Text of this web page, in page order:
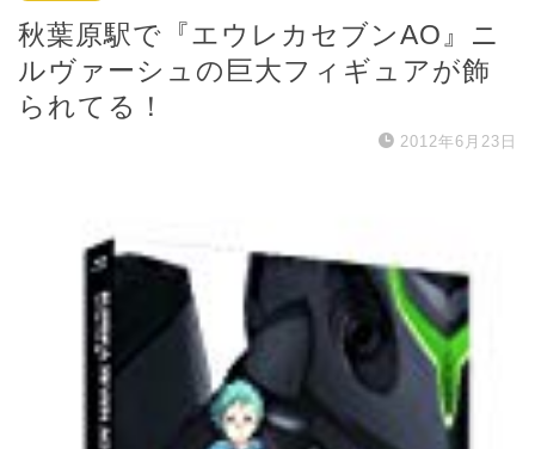
秋葉原駅で『エウレカセブンAO』ニ
ルヴァーシュの巨大フィギュアが飾
られてる！
2012年6月23日